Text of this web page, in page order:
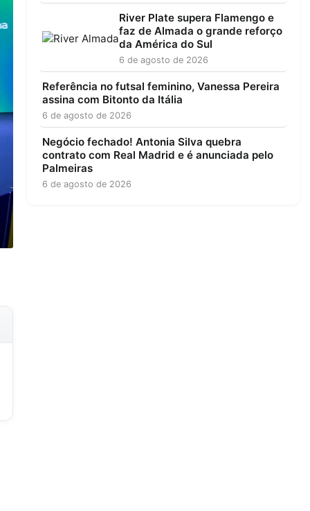
River Plate supera Flamengo e
faz de Almada o grande reforço
da América do Sul
6 de agosto de 2026
Referência no futsal feminino, Vanessa Pereira
assina com Bitonto da Itália
6 de agosto de 2026
Negócio fechado! Antonia Silva quebra
contrato com Real Madrid e é anunciada pelo
Palmeiras
6 de agosto de 2026